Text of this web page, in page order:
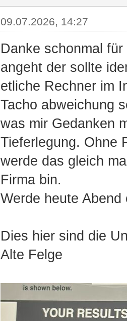
09.07.2026, 14:27
Danke schonmal
angeht der sollte
etliche Rechner im
Tacho abweichung
was mir Gedanken
Tieferlegung. Ohne
werde das gleich
Firma bin.
Werde heute
Dies hier sind die
Alte Felge